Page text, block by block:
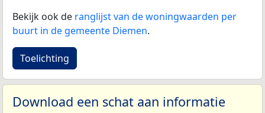
Bekijk ook de ranglijst van de woningwaarden per
buurt in de gemeente Diemen.
Toelichting
Download een schat aan informatie